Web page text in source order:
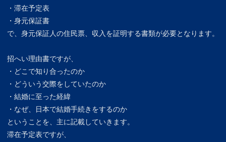
・滞在予定表
・身元保証書
で、身元保証人の住民票、収入を証明する書類が必要となります。
招へい理由書ですが、
・どこで知り合ったのか
・どういう交際をしていたのか
・結婚に至った経緯
・なぜ、日本で結婚手続きをするのか
ということを、主に記載していきます。
滞在予定表ですが、